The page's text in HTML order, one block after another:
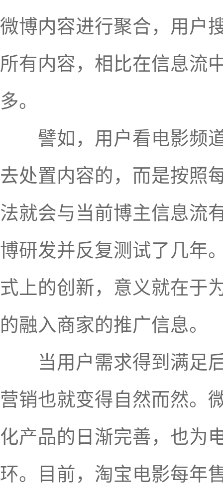
微博内容进行聚合，用户
所有内容，相比在信息流
多。
譬如，用户看电影频道
去处置内容的，而是按照
法就会与当前博主信息流
博研发并反复测试了几年
式上的创新，意义就在于
的融入商家的推广信息。
当用户需求得到满足后
营销也就变得自然而然。
化产品的日渐完善，也为
环。目前，淘宝电影每年